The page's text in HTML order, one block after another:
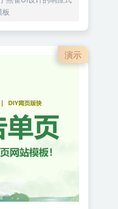
板
演示